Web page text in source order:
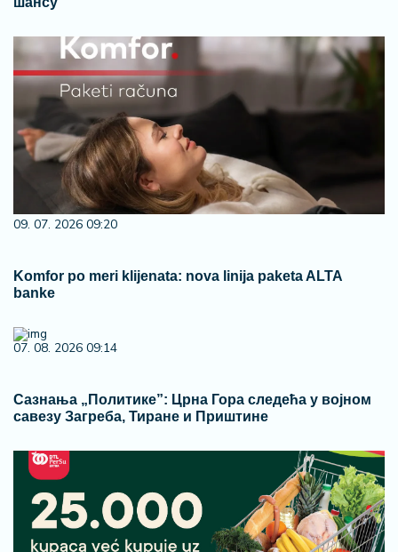
09. 07. 2026 09:20
Komfor po meri klijenata: nova linija paketa ALTA
banke
07. 08. 2026 09:14
Сазнања „Политике”: Црна Гора следећа у војном
савезу Загреба, Тиране и Приштине